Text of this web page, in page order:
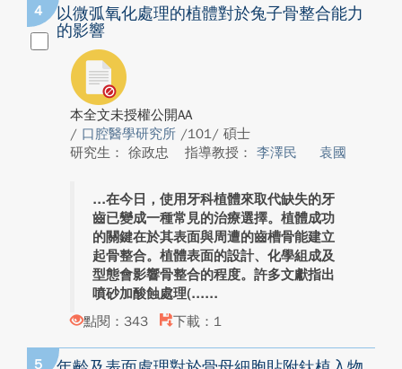
4
以微弧氧化處理的植體對於兔子骨整合能力
的影響
本全文未授權公開AA
/ 口腔醫學研究所 /101/ 碩士
研究生： 徐政忠
指導教授： 李澤民 袁國
在今日，使用牙科植體來取代缺失的牙
齒已變成一種常見的治療選擇。植體成功
的關鍵在於其表面與周遭的齒槽骨能建立
起骨整合。植體表面的設計、化學組成及
型態會影響骨整合的程度。許多文獻指出
噴砂加酸蝕處理(...
點閱：343
下載：1
5